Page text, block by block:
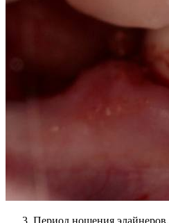
Период ношения элайнеров.